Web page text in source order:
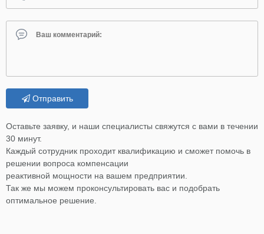
Отправить
Оставьте заявку, и наши специалисты свяжутся с вами в течении
30 минут.
Каждый сотрудник проходит квалификацию и сможет помочь в
решении вопроса компенсации
реактивной мощности на вашем предприятии.
Так же мы можем проконсультировать вас и подобрать
оптимальное решение.